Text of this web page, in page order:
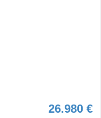
26.980 €